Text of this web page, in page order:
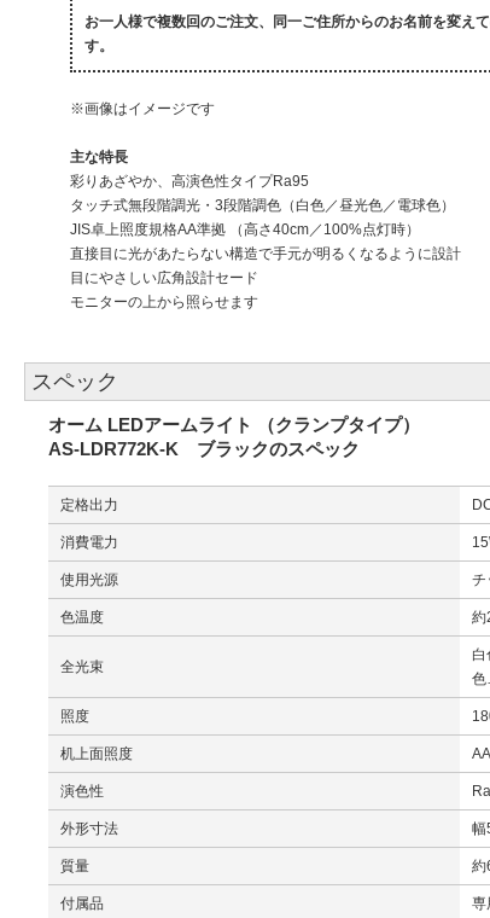
お一人様で複数回のご注文、同一ご住所からのお名前を変え
す。
※画像はイメージです
主な特長
彩りあざやか、高演色性タイプRa95
タッチ式無段階調光・3段階調色（白色／昼光色／電球色）
JIS卓上照度規格AA準拠 （高さ40cm／100%点灯時）
直接目に光があたらない構造で手元が明るくなるように設計
目にやさしい広角設計セード
モニターの上から照らせます
スペック
オーム LEDアームライト （クランプタイプ）
AS-LDR772K-K ブラックのスペック
定格出力
消費電力
使用光源 チ
色温度 約
全光束
色
照度
机上面照度
演色性
外形寸法 幅
質量 約
付属品 専